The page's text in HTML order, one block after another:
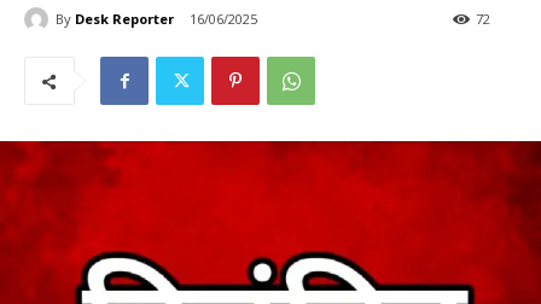
By Desk Reporter 16/06/2025 72